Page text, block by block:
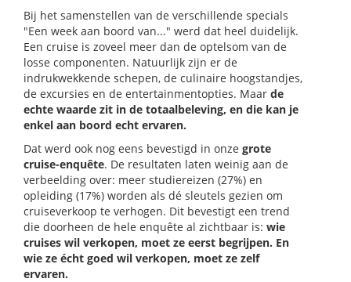
Bij het samenstellen van de verschillende specials
"Een week aan boord van..." werd dat heel duidelijk.
Een cruise is zoveel meer dan de optelsom van de
losse componenten. Natuurlijk zijn er de
indrukwekkende schepen, de culinaire hoogstandjes,
de excursies en de entertainmentopties. Maar de
echte waarde zit in de totaalbeleving, en die kan je
enkel aan boord echt ervaren.
Dat werd ook nog eens bevestigd in onze grote
cruise-enquête. De resultaten laten weinig aan de
verbeelding over: meer studiereizen (27%) en
opleiding (17%) worden als dé sleutels gezien om
cruiseverkoop te verhogen. Dit bevestigt een trend
die doorheen de hele enquête al zichtbaar is: wie
cruises wil verkopen, moet ze eerst begrijpen. En
wie ze écht goed wil verkopen, moet ze zelf
ervaren.